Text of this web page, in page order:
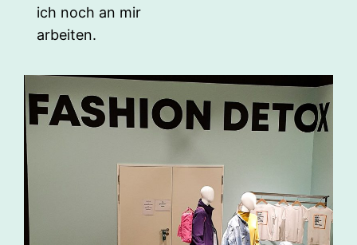
ich noch an mir
arbeiten.